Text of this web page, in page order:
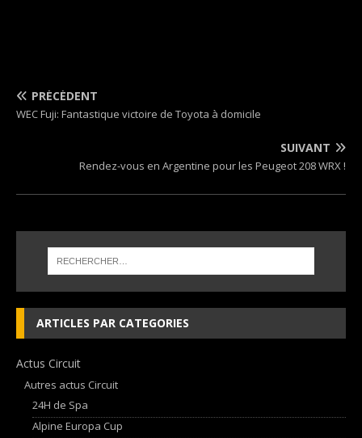
PRÉCÉDENT
WEC Fuji: Fantastique victoire de Toyota à domicile
SUIVANT
Rendez-vous en Argentine pour les Peugeot 208 WRX !
ARTICLES PAR CATEGORIES
Actus Circuit
Autres actus Circuit
24H de Spa
Alpine Europa Cup